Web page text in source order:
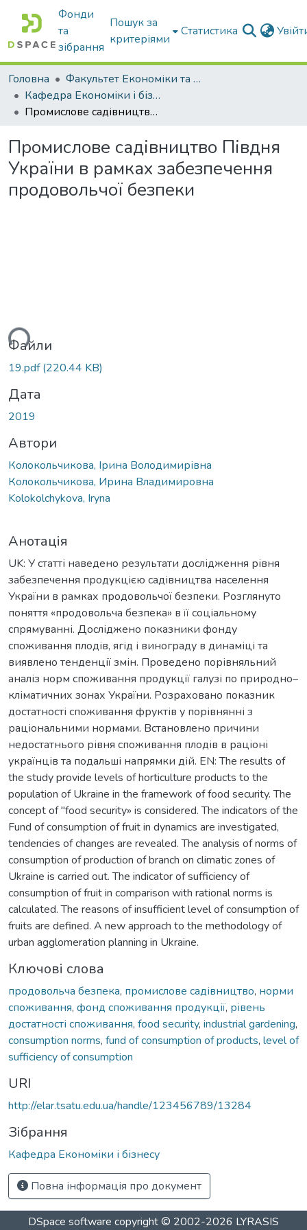
Фонди
та
зібрання
Пошук за
критеріями
Статистика
Головна
Факультет Економіки та бізнесу
Кафедра Економіки і бізнесу
Промислове садівництво Півдня України в рамках забезпечення продовольчої безпеки
Промислове садівництво Півдня
України в рамках забезпечення
продовольчої безпеки
Файли
19.pdf(220.44 KB)
Дата
2019
Автори
Колокольчикова, Ірина Володимирівна
Колокольчикова, Ирина Владимировна
Kolokolchykova, Iryna
Анотація
UK: У статті наведено результати дослідження рівня
забезпечення продукцією садівництва населення
України в рамках продовольчої безпеки. Розглянуто
поняття «продовольча безпека» в її соціальному
спрямуванні. Досліджено показники фонду
споживання плодів, ягід і винограду в динаміці та
виявлено тенденції змін. Проведено порівняльний
аналіз норм споживання продукції галузі по природно–
кліматичних зонах України. Розраховано показник
достатності споживання фруктів у порівнянні з
раціональними нормами. Встановлено причини
недостатнього рівня споживання плодів в раціоні
українців та подальші напрямки дій. EN: The results of
the study provide levels of horticulture products to the
population of Ukraine in the framework of food security. The
concept of "food security» is considered. The indicators of the
Fund of consumption of fruit in dynamics are investigated,
tendencies of changes are revealed. The analysis of norms of
consumption of production of branch on climatic zones of
Ukraine is carried out. The indicator of sufficiency of
consumption of fruit in comparison with rational norms is
calculated. The reasons of insufficient level of consumption of
fruits are defined. A new approach to the methodology of
urban agglomeration planning in Ukraine.
Ключові слова
продовольча безпека, промислове садівництво, норми
споживання, фонд споживання продукції, рівень
достатності споживання, food security, industrial gardening,
consumption norms, fund of consumption of products, level of
sufficiency of consumption
URI
http://elar.tsatu.edu.ua/handle/123456789/13284
Зібрання
Кафедра Економіки і бізнесу
Повна інформація про документ
DSpace software copyright © 2002-2026 LYRASIS